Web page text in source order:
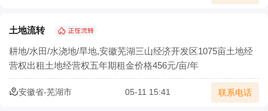
土地流转
耕地/水田/水浇地/旱地,安徽芜湖三山经济开发区1075亩土地经
营权出租土地经营权五年期租金价格456元/亩/年
安徽省-芜湖市 05-11 15:41 联系电话